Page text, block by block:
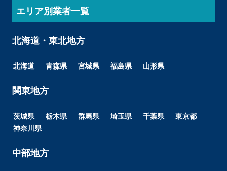
エリア別業者一覧
北海道・東北地方
北海道 青森県 宮城県 福島県 山形県
関東地方
茨城県 栃木県 群馬県 埼玉県 千葉県
東京都
神奈川県
中部地方